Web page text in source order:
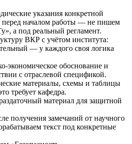
указания конкретной
началом работы — не пишем
а под реальный регламент.
ВКР с учётом института:
— у каждого своя логика
экономическое обоснование и
с отраслевой спецификой.
материалы, схемы и таблицы
требует кафедра.
материал для защитной
получения замечаний от научного
текст под конкретные